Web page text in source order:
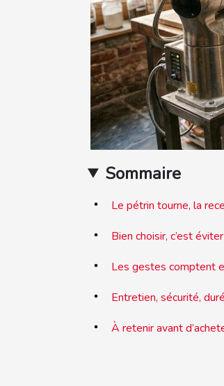
Sommaire
Le pétrin tourne, la
Bien choisir, c’est
Les gestes comptent
Entretien, sécurité,
À retenir avant